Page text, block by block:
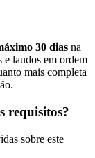
30 dias na
e laudos em ordem
mais completa
requisitos?
sobre este